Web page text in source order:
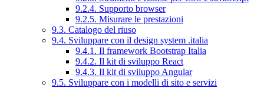
9.2.4. Supporto browser
9.2.5. Misurare le prestazioni
9.3. Catalogo del riuso
9.4. Sviluppare con il design system .italia
9.4.1. Il framework Bootstrap Italia
9.4.2. Il kit di sviluppo React
9.4.3. Il kit di sviluppo Angular
9.5. Sviluppare con i modelli di sito e servizi